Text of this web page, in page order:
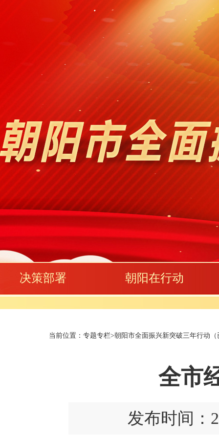
决策部署 朝阳在行动
当前位置： 专题专栏>朝阳市全面振兴新突破三年行动（
全市
发布时间：